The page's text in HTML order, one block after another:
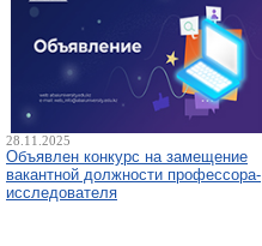
28.11.2025
Объявлен конкурс на замещение
вакантной должности профессора-
исследователя